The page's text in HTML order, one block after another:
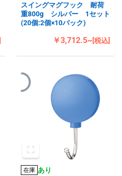
スイングマグフック 耐荷
重800g シルバー 1セット
(20個:2個×10パック)
￥3,712.5~[税込]
在庫 あり